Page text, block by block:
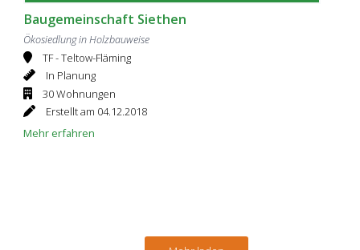
Baugemeinschaft Siethen
Ökosiedlung in Holzbauweise
TF - Teltow-Fläming
In Planung
30 Wohnungen
Erstellt am 04.12.2018
Mehr erfahren